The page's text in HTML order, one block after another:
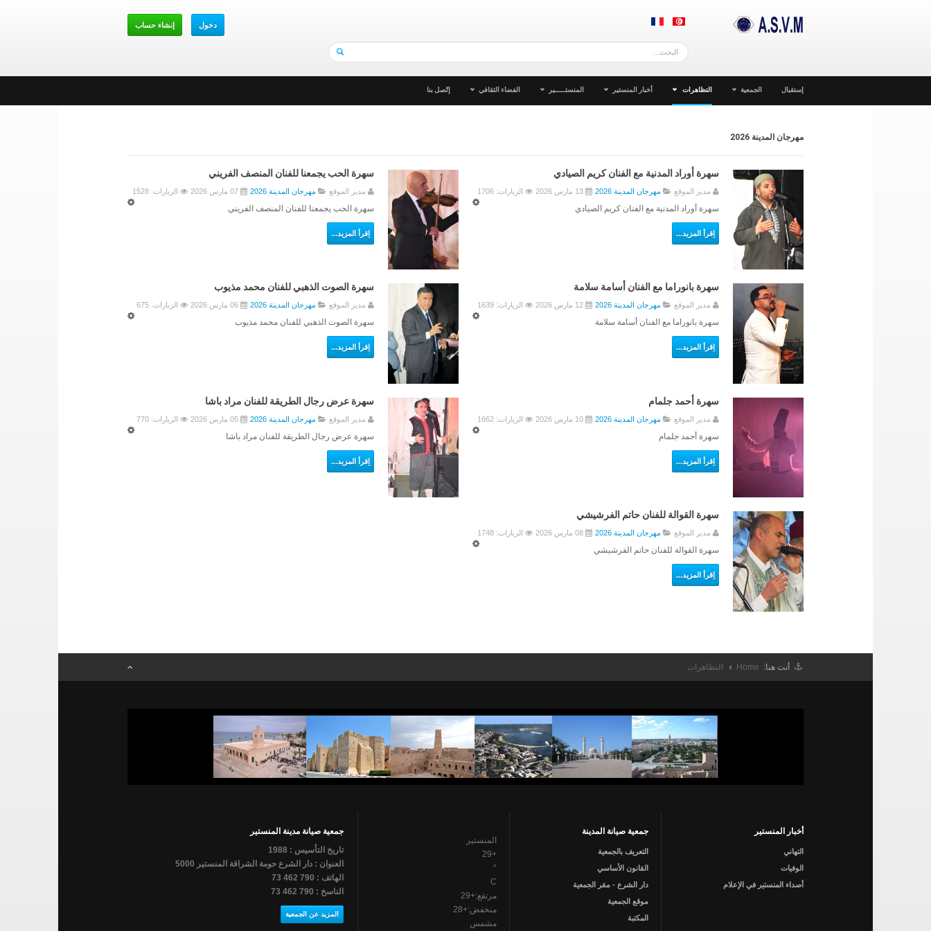
دخول إنشاء حساب
إستقبال الجمعية التظاهرات أخبار المنستير المنستـــــير الفضاء الثقافي إتّصل بنا
مهرجان المدينة 2026
سهرة أوراد المدنية مع الفنان كريم الصيادي
مدير الموقع مهرجان المدينة 2026 13 مارس 2026 الزيارات: 1706
سهرة أوراد المدنية مع الفنان كريم الصيادي
اِقرأ المزيد...
سهرة الحب يجمعنا للفنان المنصف الفريني
مدير الموقع مهرجان المدينة 2026 07 مارس 2026 الزيارات: 1528
سهرة الحب يجمعنا للفنان المنصف الفريني
اِقرأ المزيد...
سهرة بانوراما مع الفنان أسامة سلامة
مدير الموقع مهرجان المدينة 2026 12 مارس 2026 الزيارات: 1639
سهرة بانوراما مع الفنان أسامة سلامة
اِقرأ المزيد...
سهرة الصوت الذهبي للفنان محمد مذيوب
مدير الموقع مهرجان المدينة 2026 06 مارس 2026 الزيارات: 675
سهرة الصوت الذهبي للفنان محمد مذيوب
اِقرأ المزيد...
سهرة أحمد جلمام
مدير الموقع مهرجان المدينة 2026 10 مارس 2026 الزيارات: 1662
سهرة أحمد جلمام
اِقرأ المزيد...
سهرة عرض رجال الطريقة للفنان مراد باشا
مدير الموقع مهرجان المدينة 2026 05 مارس 2026 الزيارات: 770
سهرة عرض رجال الطريقة للفنان مراد باشا
اِقرأ المزيد...
سهرة القوالة للفنان حاتم الفرشيشي
مدير الموقع مهرجان المدينة 2026 08 مارس 2026 الزيارات: 1748
سهرة القوالة للفنان حاتم الفرشيشي
اِقرأ المزيد...
أنت هنا: Home التظاهرات
أخبار المنستير
التهاني
الوفيات
أصداء المنستير في الإعلام
جمعية صيانة المدينة
التعريف بالجمعية
القانون الأساسي
دار الشرع - مقر الجمعية
موقع الجمعية
المكتبة
المنستير
+
29
°
C
مرتفع:+
29
منخفض:+
28
مشمس
جمعية صيانة مدينة المنستير
تاريخ التأسيس : 1988
العنوان : دار الشرع حومة الشراقة المنستير 5000
الهاتف : 790 462 73
الناسخ : 790 462 73
المزيد عن الجمعية